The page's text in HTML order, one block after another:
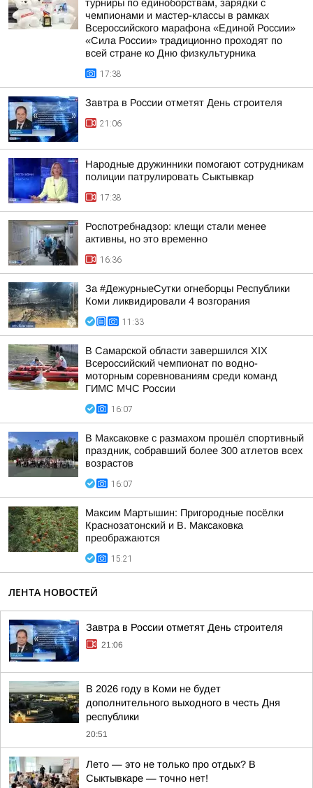
турниры по единоборствам, зарядки с
чемпионами и мастер-классы в рамках
Всероссийского марафона «Единой России»
«Сила России» традиционно проходят по
всей стране ко Дню физкультурника
17:38
Завтра в России отметят День строителя
21:06
Народные дружинники помогают сотрудникам
полиции патрулировать Сыктывкар
17:38
Роспотребнадзор: клещи стали менее
активны, но это временно
16:36
За #ДежурныеСутки огнеборцы Республики
Коми ликвидировали 4 возгорания
11:33
В Самарской области завершился XIХ
Всероссийский чемпионат по водно-
моторным соревнованиям среди команд
ГИМС МЧС России
16:07
В Максаковке с размахом прошёл спортивный
праздник, собравший более 300 атлетов всех
возрастов
16:07
Максим Мартышин: Пригородные посёлки
Краснозатонский и В. Максаковка
преображаются
15:21
ЛЕНТА НОВОСТЕЙ
Завтра в России отметят День строителя
21:06
В 2026 году в Коми не будет
дополнительного выходного в честь Дня
республики
20:51
Лето — это не только про отдых? В
Сыктывкаре — точно нет!